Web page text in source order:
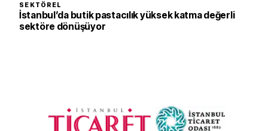
SEKTÖREL
İstanbul’da butik pastacılık yüksek katma değerli
sektöre dönüşüyor